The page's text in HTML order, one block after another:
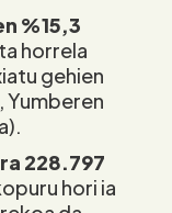
%15,3
horrela
gehien
Yumberen
228.797
hori ia